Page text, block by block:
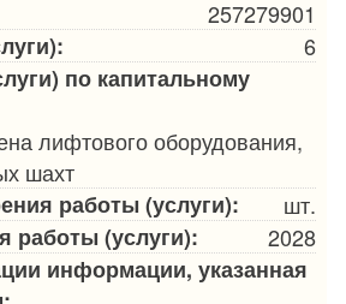
257279901
6
по капитальному
лифтового оборудования,
шахт
работы (услуги):
шт.
работы (услуги):
2028
информации, указанная